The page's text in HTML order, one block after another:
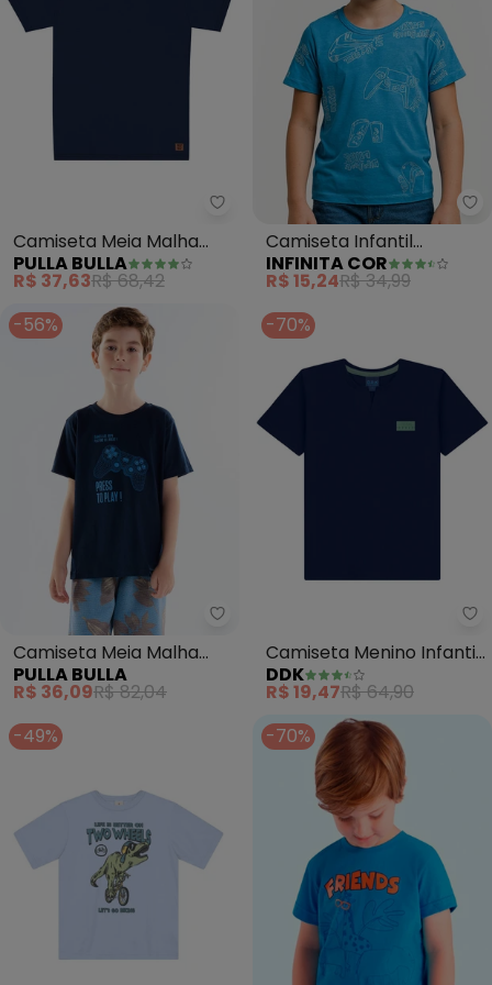
Pulla Bulla - Camiseta Meia
Camiseta Meia Malha
(Azul)
PULLA BULLA
R$ 37,63R$ 68,42
Camiseta Infantil
Masculina (Azul)
INFINITA COR
R$ 15,24R$ 34,99
-56%
Pulla Bulla - Camiseta Meia
Camiseta Meia Malha
(Azul)
PULLA BULLA
R$ 36,09R$ 82,04
-70%
Camiseta Menino Infantil
(Azul)
DDK
R$ 19,47R$ 64,90
-49%
-70%